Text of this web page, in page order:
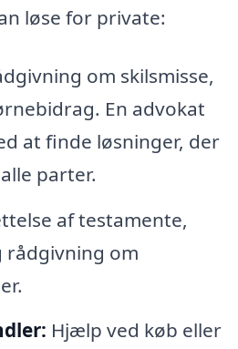
løse for private:
om skilsmisse,
En advokat
at finde løsninger, der
parter.
af testamente,
rådgivning om
Hjælp ved køb eller